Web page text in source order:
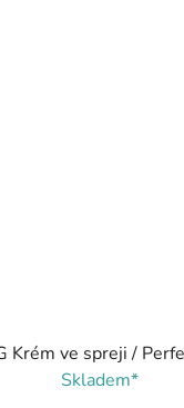
Krém ve spreji /
Skladem*